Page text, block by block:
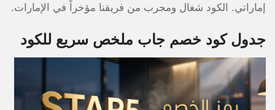
إماراتي. الكود شغال ومجرب من فريقنا مؤخراً في الإمارات.
جدول كود خصم جاب ملخص سريع للكود